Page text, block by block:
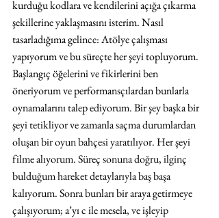
kurduğu kodlara ve kendilerini açığa çıkarma
şekillerine yaklaşmasını isterim. Nasıl
tasarladığıma gelince: Atölye çalışması
yapıyorum ve bu süreçte her şeyi topluyorum.
Başlangıç öğelerini ve fikirlerini ben
öneriyorum ve performansçılardan bunlarla
oynamalarını talep ediyorum. Bir şey başka bir
şeyi tetikliyor ve zamanla saçma durumlardan
oluşan bir oyun bahçesi yaratılıyor. Her şeyi
filme alıyorum. Süreç sonuna doğru, ilginç
bulduğum hareket detaylarıyla baş başa
kalıyorum. Sonra bunları bir araya getirmeye
çalışıyorum; a’yı c ile mesela, ve işleyip